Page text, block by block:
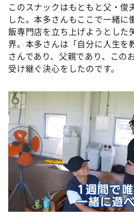
このスナックはもともと父・俊
した。本多さんもここで一緒に
飯専門店を立ち上げようとした
界。本多さんは「自分に人生を
さんであり、父親であり、この
受け継ぐ決心をしたのです。